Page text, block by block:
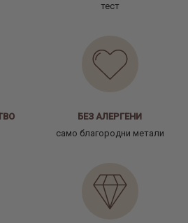
тест
БЕЗ АЛЕРГЕНИ
само благородни метали